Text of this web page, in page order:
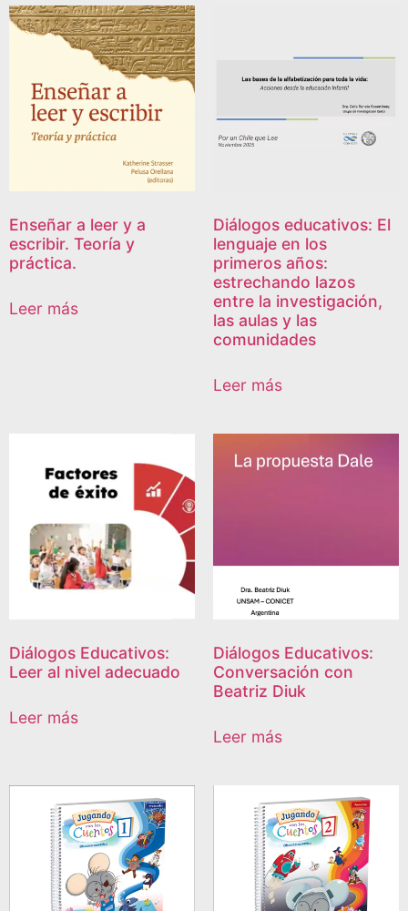
Enseñar a leer y a
escribir. Teoría y
práctica.
Leer más
Diálogos educativos: El
lenguaje en los
primeros años:
estrechando lazos
entre la investigación,
las aulas y las
comunidades
Leer más
Diálogos Educativos:
Leer al nivel adecuado
Leer más
Diálogos Educativos:
Conversación con
Beatriz Diuk
Leer más